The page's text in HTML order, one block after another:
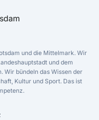
und die Mittelmark. Wir
und dem
Wir bündeln das Wissen der
Kultur und Sport. Das ist